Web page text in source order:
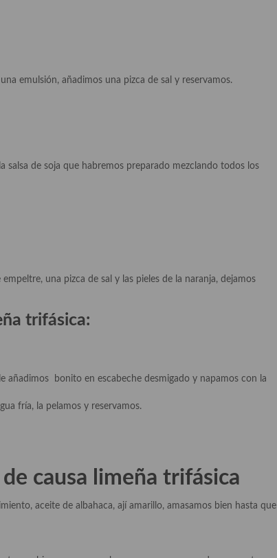
emulsión, añadimos una pizca de sal y reservamos.
salsa de soja que habremos preparado mezclando todos los
una pizca de sal y las pieles de la naranja, dejamos
trifásica:
añadimos bonito en escabeche desmigado y napamos con la
fría, la pelamos y reservamos.
causa limeña trifásica
aceite de albahaca, ají amarillo, amasamos bien hasta que